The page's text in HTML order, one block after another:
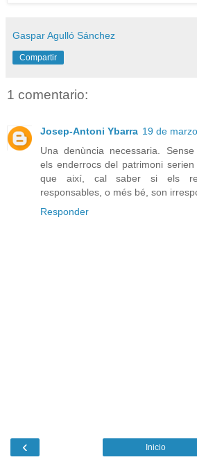
Gaspar Agulló Sánchez
Compartir
1 comentario:
Josep-Antoni Ybarra 19 de
Una denùncia necessaria.
els enderrocs del patrimoni
que així, cal saber si els
responsables, o més bé, son
Responder
‹ Inicio